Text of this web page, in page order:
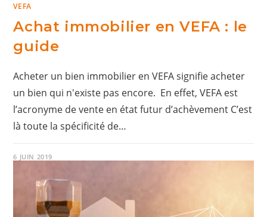
VEFA
Achat immobilier en VEFA : le
guide
Acheter un bien immobilier en VEFA signifie acheter
un bien qui n'existe pas encore. En effet, VEFA est
l’acronyme de vente en état futur d’achèvement C’est
là toute la spécificité de…
6 JUIN 2019